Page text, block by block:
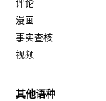
评论
漫画
事实查核
视频
其他语种